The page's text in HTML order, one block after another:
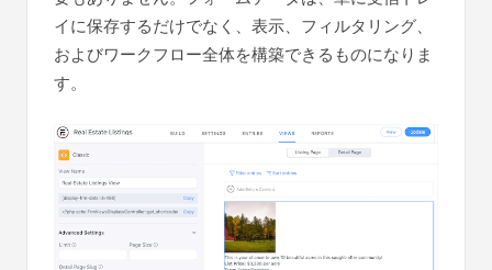
イに保存するだけでなく、表示、フィルタリング、
およびワークフロー全体を構築できるものになりま
す。